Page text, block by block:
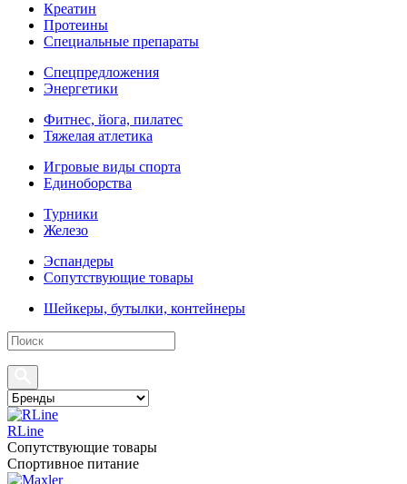
Креатин
Протеины
Специальные препараты
Спецпредложения
Энергетики
Фитнес, йога, пилатес
Тяжелая атлетика
Игровые виды спорта
Единоборства
Турники
Железо
Эспандеры
Сопутствующие товары
Шейкеры, бутылки, контейнеры
RLine
Сопутствующие товары
Спортивное питание